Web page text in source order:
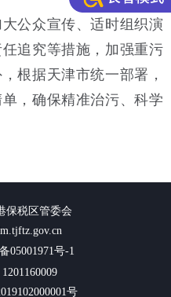
公众宣传、适时组织演
追究等措施，加强重污
根据天津市统一部署，
，确保精准治污、科学
保税区管委会
05001971号-1
号